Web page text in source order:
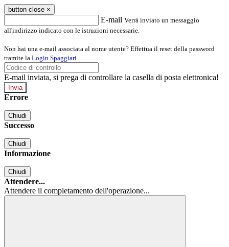
button close ×
E-mail Verrà inviato un messaggio
all'indirizzo indicato con le istruzioni necessarie.
Non hai una e-mail associata al nome utente? Effettua il reset della password
tramite la Login Spaggiari
E-mail inviata, si prega di controllare la casella di posta elettronica!
Errore
Chiudi
Successo
Chiudi
Informazione
Chiudi
Attendere...
Attendere il completamento dell'operazione...